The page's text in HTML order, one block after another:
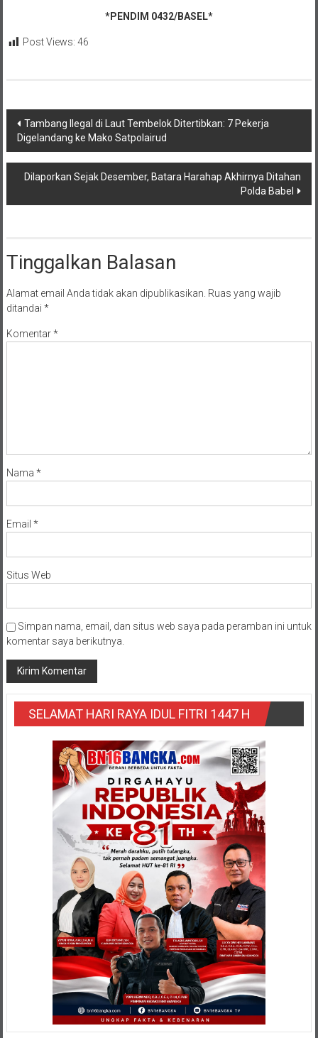
*PENDIM 0432/BASEL*
Post Views: 46
Navigasi
pos
Tambang Ilegal di Laut Tembelok Ditertibkan: 7 Pekerja
Digelandang ke Mako Satpolairud
Dilaporkan Sejak Desember, Batara Harahap Akhirnya Ditahan
Polda Babel
Tinggalkan Balasan
Alamat email Anda tidak akan dipublikasikan. Ruas yang wajib
ditandai *
Komentar*
Nama *
Email *
Situs Web
Simpan nama, email, dan situs web saya pada peramban ini untuk
komentar saya berikutnya.
SELAMAT HARI RAYA IDUL FITRI 1447 H